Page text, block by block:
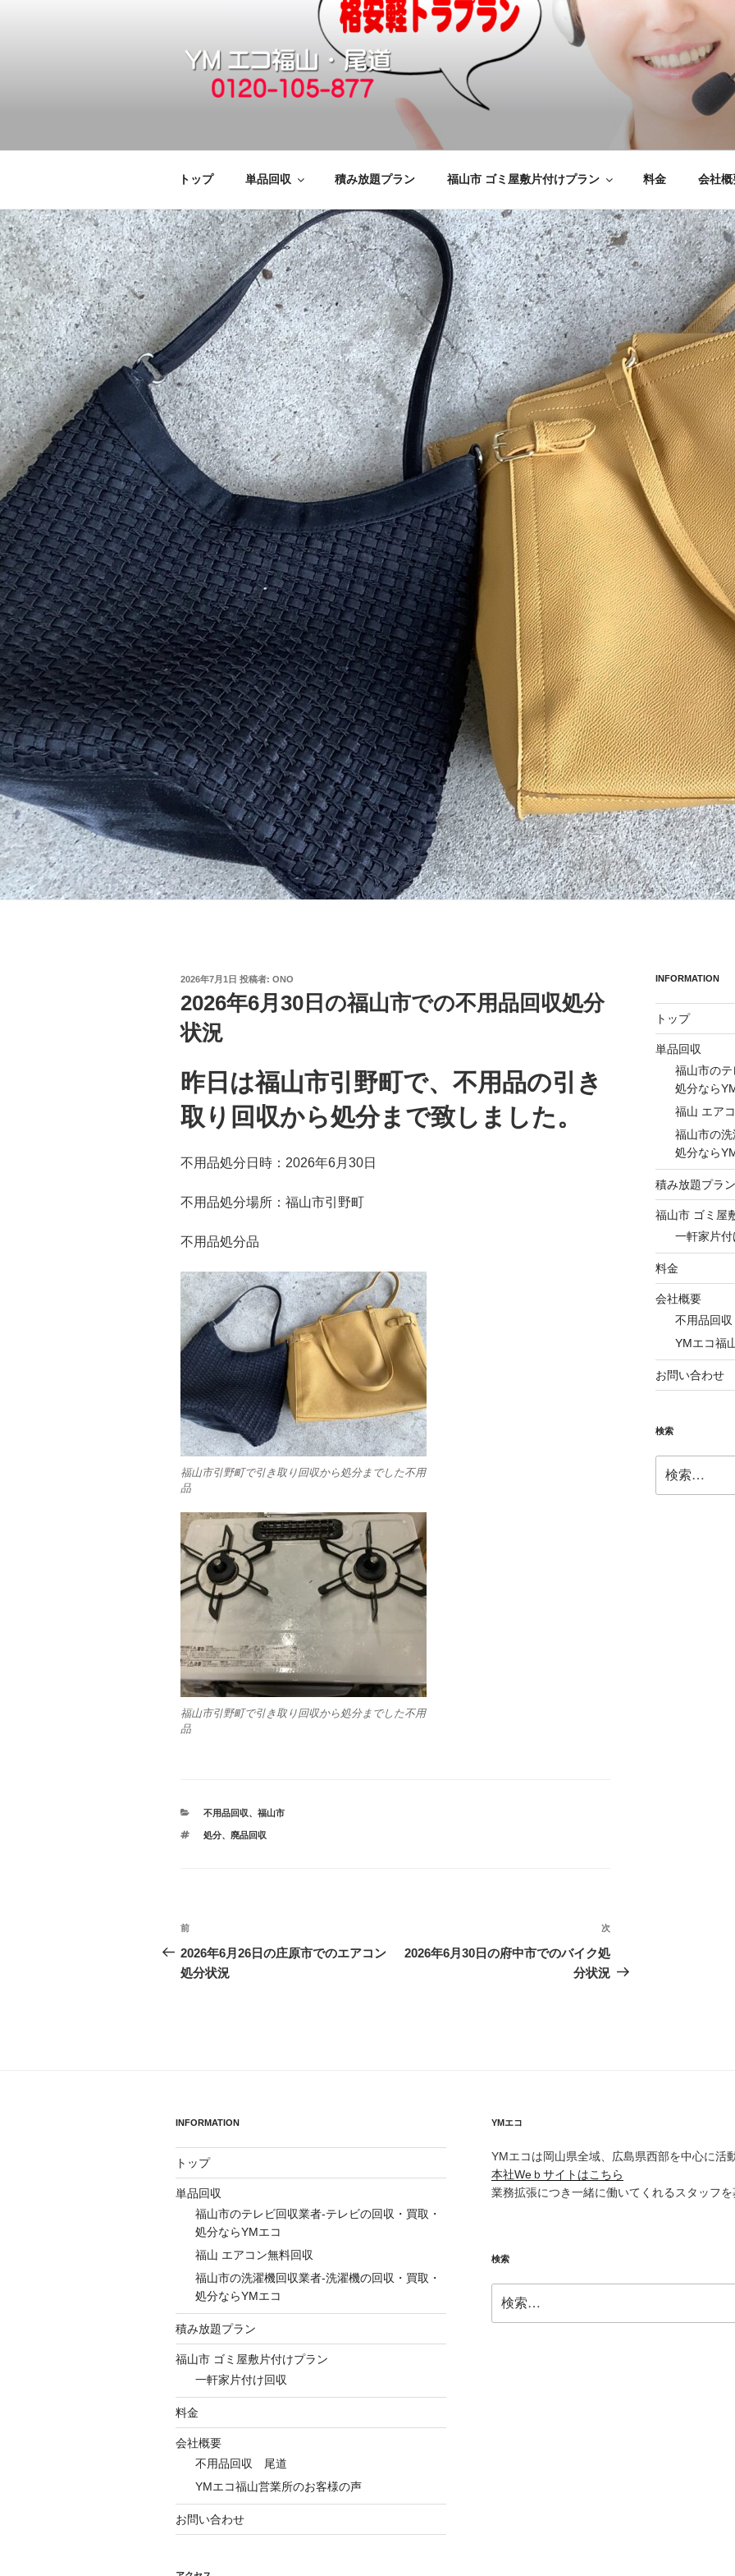
福山市で格安の不用品回収、買取、処分
廃品回収も対応のYMエコ福山営業所へ。
引っ越しゴミ・粗大ゴミの片付けをいたします
トップ 単品回収 積み放題プラン 福山市 ゴミ屋敷片付けプラン 料金 会社概
投
日:
2026年7月1日 投稿者: ONO
2026年6月30日の福山市での不用品回収処分
状況
昨日は福山市引野町で、不用品の引き
取り回収から処分まで致しました。
不用品処分日時：2026年6月30日
不用品処分場所：福山市引野町
不用品処分品
福山市引野町で引き取り回収から処分までした不用
品
福山市引野町で引き取り回収から処分までした不用
品
カ
ゴ
不用品回収、 福山市
タ
処分、 廃品回収
投
稿
ナ
ョ
ン
前
の
投
前
2026年6月26日の庄原市でのエアコン
処分状況
次
投
次
2026年6月30日の府中市でのバイク処
分状況
INFORMATION
トップ
単品回収
福山市の
処分なら
福山 エア
福山市の
処分なら
積み放題プラン
福山市 ゴミ屋
一軒家片付
料金
会社概要
不用品回
YMエコ福
お問い合わせ
検索
索:
INFORMATION
トップ
単品回収
福山市のテレビ回収業者-テレビの回収・買取・
処分ならYMエコ
福山 エアコン無料回収
福山市の洗濯機回収業者-洗濯機の回収・買取・
処分ならYMエコ
積み放題プラン
福山市 ゴミ屋敷片付けプラン
一軒家片付け回収
料金
会社概要
不用品回収 尾道
YMエコ福山営業所のお客様の声
お問い合わせ
YMエコ
YMエコは岡山県全域、広島県西部を中心に活
本社Weｂサイトはこちら
業務拡張につき一緒に働いてくれるスタッフ
検索
索: